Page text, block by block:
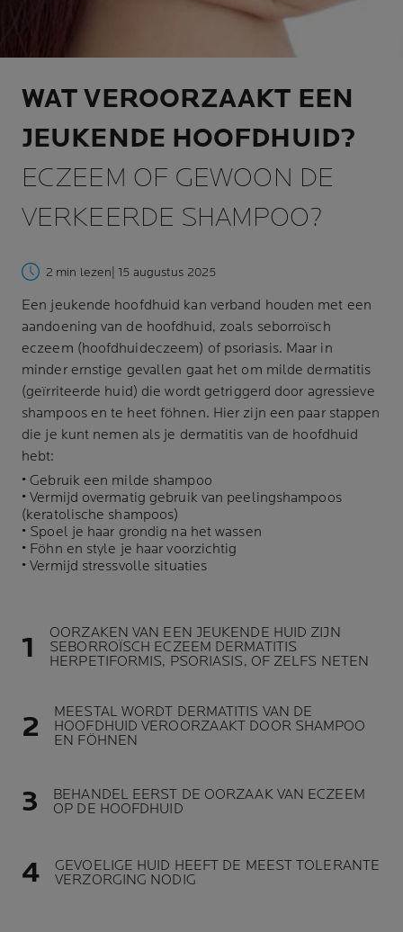
WAT VEROORZAAKT EEN
JEUKENDE HOOFDHUID?
ECZEEM OF GEWOON DE
VERKEERDE SHAMPOO?
2 min lezen | 15 augustus 2025
Een jeukende hoofdhuid kan verband houden met een
aandoening van de hoofdhuid, zoals seborroïsch
eczeem (hoofdhuideczeem) of psoriasis. Maar in
minder ernstige gevallen gaat het om milde dermatitis
(geïrriteerde huid) die wordt getriggerd door agressieve
shampoos en te heet föhnen. Hier zijn een paar stappen
die je kunt nemen als je dermatitis van de hoofdhuid
hebt:
• Gebruik een milde shampoo
• Vermijd overmatig gebruik van peelingshampoos
(keratolische shampoos)
• Spoel je haar grondig na het wassen
• Föhn en style je haar voorzichtig
• Vermijd stressvolle situaties
OORZAKEN VAN EEN JEUKENDE HUID ZIJN
SEBORROÏSCH ECZEEM DERMATITIS
HERPETIFORMIS, PSORIASIS, OF ZELFS NETEN
MEESTAL WORDT DERMATITIS VAN DE
HOOFDHUID VEROORZAAKT DOOR SHAMPOO
EN FÖHNEN
BEHANDEL EERST DE OORZAAK VAN ECZEEM
OP DE HOOFDHUID
GEVOELIGE HUID HEEFT DE MEEST TOLERANTE
VERZORGING NODIG